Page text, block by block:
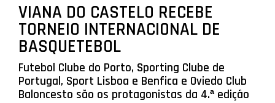
VIANA DO CASTELO RECEBE
TORNEIO INTERNACIONAL DE
BASQUETEBOL
Futebol Clube do Porto, Sporting Clube de
Portugal, Sport Lisboa e Benfica e Oviedo Club
Baloncesto são os protagonistas da 4.ª edição